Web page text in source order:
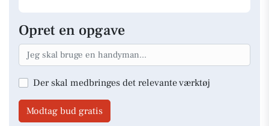
Opret en opgave
Der skal medbringes det relevante værktøj
Modtag bud gratis